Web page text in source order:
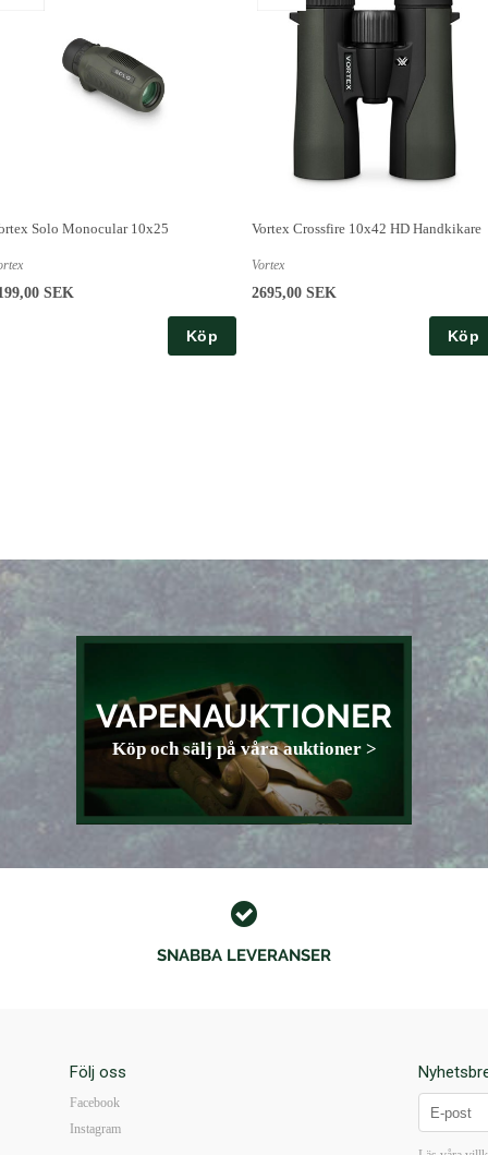
Solo Monocular 10x25
SEK
Köp
Vortex Crossfire 10x42 HD Handkikare
Vortex
2695,00 SEK
Köp
VAPENAUKTIONER
Köp och sälj på våra auktioner >
SNABBA LEVERANSER
Följ oss
Facebook
Instagram